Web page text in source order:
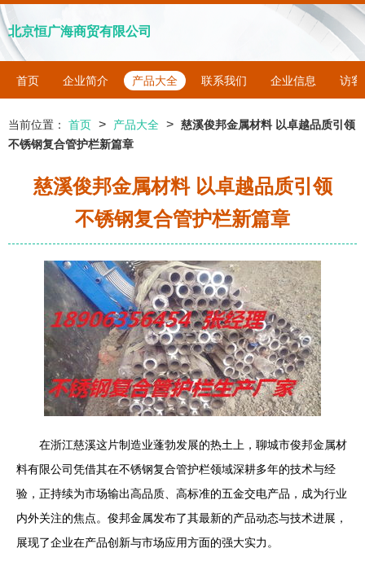
北京恒广海商贸有限公司
首页 企业简介 产品大全 联系我们 企业信息 访客
当前位置： 首页 > 产品大全 > 慈溪俊邦金属材料 以卓越品质引领
不锈钢复合管护栏新篇章
慈溪俊邦金属材料 以卓越品质引领
不锈钢复合管护栏新篇章
在浙江慈溪这片制造业蓬勃发展的热土上，聊城市俊邦金属材
料有限公司凭借其在不锈钢复合管护栏领域深耕多年的技术与经
验，正持续为市场输出高品质、高标准的五金交电产品，成为行业
内外关注的焦点。俊邦金属发布了其最新的产品动态与技术进展，
展现了企业在产品创新与市场应用方面的强大实力。